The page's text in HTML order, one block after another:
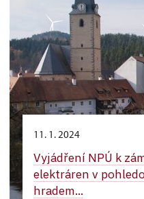
11. 1. 2024
Vyjádření NPÚ k
elektráren v
hradem...